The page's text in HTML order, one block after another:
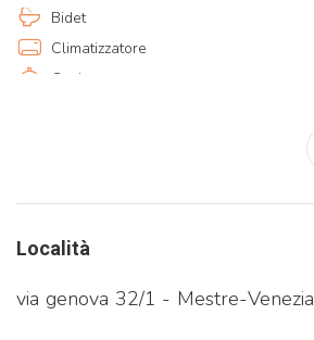
Bidet
Climatizzatore
Cucina
Ferro da stiro
Frigorifero
Internet wireless
Località
via genova 32/1 - Mestre-Venezia